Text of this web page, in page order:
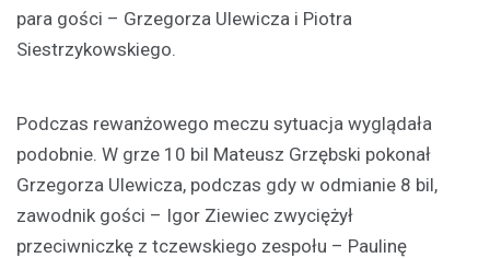
para gości – Grzegorza Ulewicza i Piotra
Siestrzykowskiego.
Podczas rewanżowego meczu sytuacja wyglądała
podobnie. W grze 10 bil Mateusz Grzębski pokonał
Grzegorza Ulewicza, podczas gdy w odmianie 8 bil,
zawodnik gości – Igor Ziewiec zwyciężył
przeciwniczkę z tczewskiego zespołu – Paulinę